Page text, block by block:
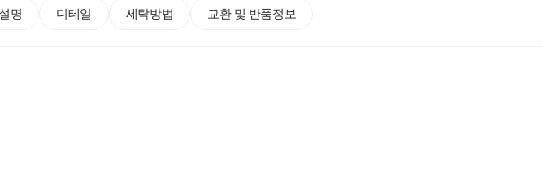
명 디테일 세탁방법 교환 및 반품정보